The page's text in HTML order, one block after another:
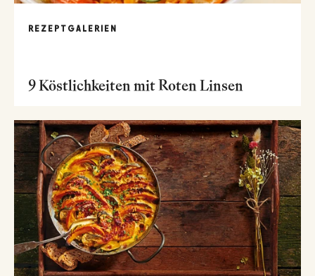
REZEPTGALERIEN
9 Köstlichkeiten mit Roten Linsen